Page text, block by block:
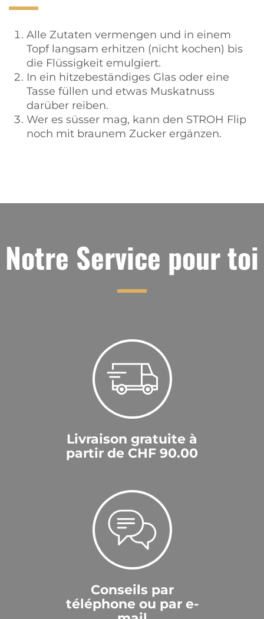
Alle Zutaten vermengen und in einem
Topf langsam erhitzen (nicht kochen) bis
die Flüssigkeit emulgiert.
In ein hitzebeständiges Glas oder eine
Tasse füllen und etwas Muskatnuss
darüber reiben.
Wer es süsser mag, kann den STROH Flip
noch mit braunem Zucker ergänzen.
Notre Service pour toi
Livraison gratuite à
partir de CHF 90.00
Conseils par
téléphone ou par e-